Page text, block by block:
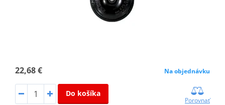
22,68 € Na objednávku
Do košíka
Porovnať